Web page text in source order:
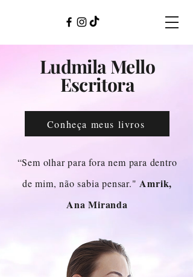
Ludmila Mello
Escritora
Conheça meus livros
“Sem olhar para fora nem para dentro
de mim, não sabia pensar." Amrik,
Ana Miranda